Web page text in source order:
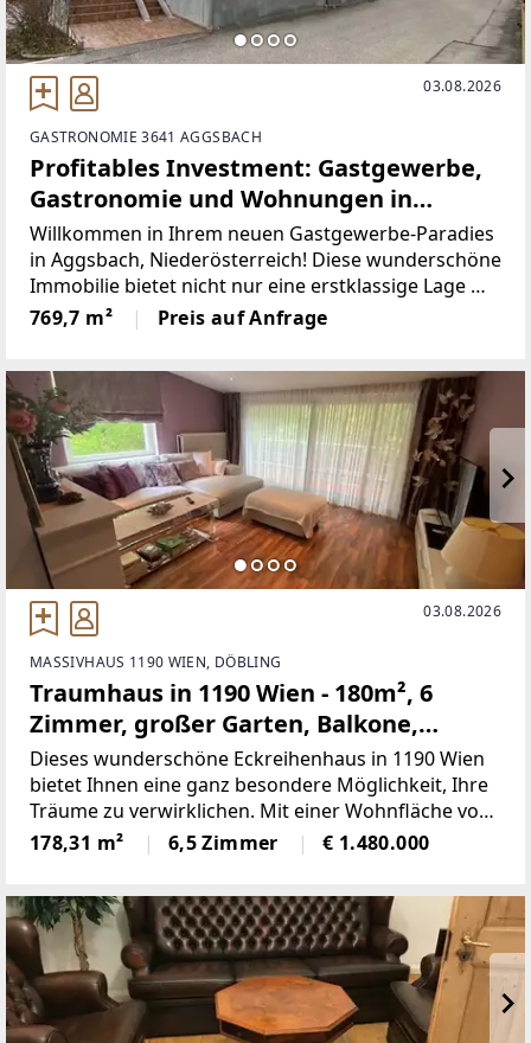
03.08.2026
GASTRONOMIE 3641 AGGSBACH
Profitables Investment: Gastgewerbe,
Gastronomie und Wohnungen in
Aggsbach - Niederösterreich
Willkommen in Ihrem neuen Gastgewerbe-Paradies
in Aggsbach, Niederösterreich! Diese wunderschöne
Immobilie bietet nicht nur eine erstklassige Lage mit
atemberaubendem Fernblick, sondern auch eine
perfekte Kombination aus Gastronomie und
769,7 m² Preis auf Anfrage
03.08.2026
MASSIVHAUS 1190 WIEN, DÖBLING
Traumhaus in 1190 Wien - 180m², 6
Zimmer, großer Garten, Balkone,
Terrasse, Stellplatz uvm.
Dieses wunderschöne Eckreihenhaus in 1190 Wien
bietet Ihnen eine ganz besondere Möglichkeit, Ihre
Träume zu verwirklichen. Mit einer Wohnfläche von
180m² ist das Haus perfekt für eine Familie
geeignet. Es verfügt über 6 Zimmer und ist in einem
178,31 m² 6,5 Zimmer € 1.480.000